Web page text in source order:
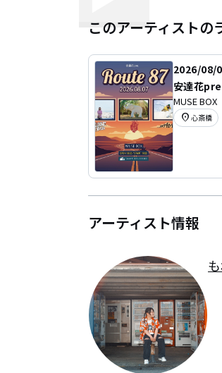
このアーティストの
2026/08/
MUSE BOX
location_on 心斎橋
アーティスト情報